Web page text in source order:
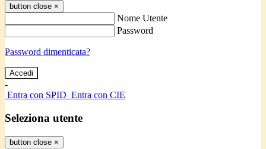
button close ×
Nome Utente
Password
Password dimenticata?
-
Entra con SPID Entra con CIE
Seleziona utente
button close ×